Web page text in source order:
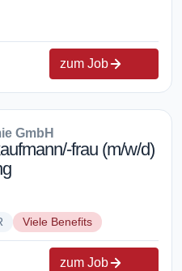
zum Job
GmbH
frau (m/w/d)
Viele Benefits
zum Job